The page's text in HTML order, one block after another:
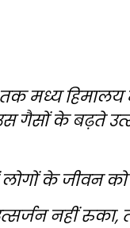
मध्य हिमालय
गैसों के बढ़ते
के जीवन को
नहीं रुका,